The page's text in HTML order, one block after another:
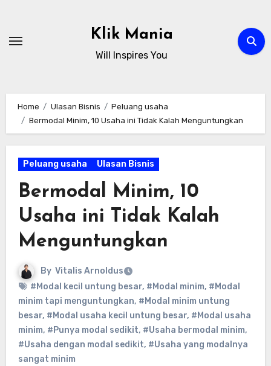
content
Klik Mania
Will Inspires You
Home Ulasan Bisnis
Peluang usaha
Bermodal Minim, 10 Usaha ini Tidak Kalah Menguntungkan
Peluang usaha Ulasan Bisnis
Bermodal Minim, 10
Usaha ini Tidak Kalah
Menguntungkan
By Vitalis Arnoldus
#Modal kecil untung besar, #Modal minim, #Modal
minim tapi menguntungkan, #Modal minim untung
besar, #Modal usaha kecil untung besar, #Modal usaha
minim, #Punya modal sedikit, #Usaha bermodal minim,
#Usaha dengan modal sedikit, #Usaha yang modalnya
sangat minim